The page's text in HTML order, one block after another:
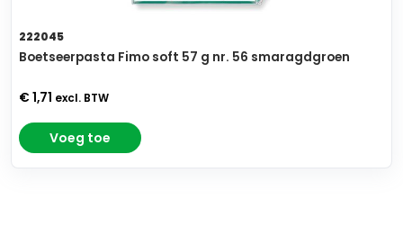
222045
Boetseerpasta Fimo soft 57 g nr. 56 smaragdgroen
€ 1,71 excl. BTW
Voeg toe